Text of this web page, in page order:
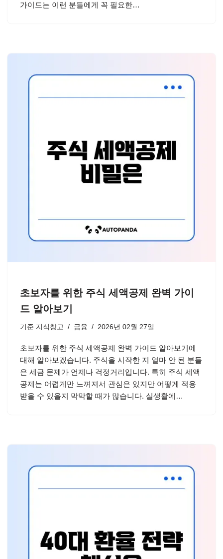
가이드는 이런 분들에게 꼭 필요한…
초보자를 위한 주식 세액공제 완벽 가이
드 알아보기
기준 지식창고 금융 2026년 02월 27일
초보자를 위한 주식 세액공제 완벽 가이드 알아보기에
대해 알아보겠습니다. 주식을 시작한 지 얼마 안 된 분들
은 세금 문제가 언제나 걱정거리입니다. 특히 주식 세액
공제는 어렵게만 느껴져서 관심은 있지만 어떻게 적용
받을 수 있을지 막막할 때가 많습니다. 실생활에…